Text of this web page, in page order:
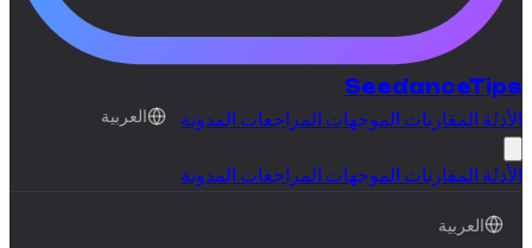
SeedanceTips
الأدلة المقارنات الموجهات المراجعات المدونة العربية
الأدلة المقارنات الموجهات المراجعات المدونة
العربية